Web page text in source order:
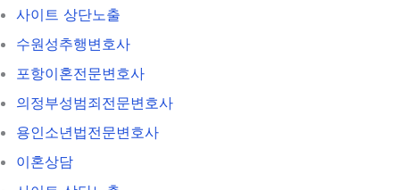
사이트 상단노출
수원성추행변호사
포항이혼전문변호사
의정부성범죄전문변호사
용인소년법전문변호사
이혼상담